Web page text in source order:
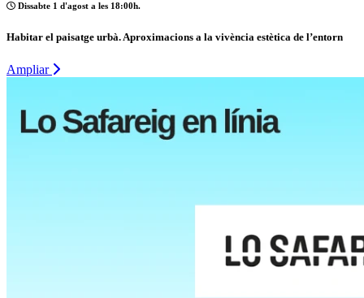
Dissabte 1 d'agost a les 18:00h.
Habitar el paisatge urbà. Aproximacions a la vivència estètica de l’entorn
Ampliar